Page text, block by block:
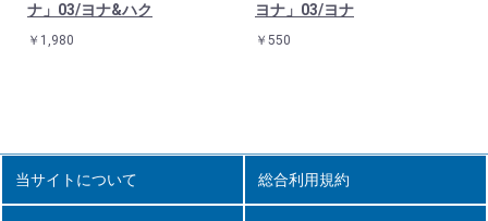
ナ」03/ヨナ&ハク
￥1,980
ヨナ」03/ヨナ
￥550
当サイトについて 総合利用規約